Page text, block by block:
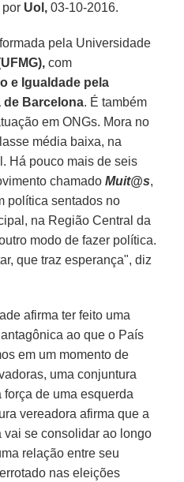
por Uol, 03-10-2016.
pela Universidade
com
e Igualdade pela
de Barcelona. É também
em ONGs. Mora no
média baixa, na
Há pouco mais de seis
chamadoMuit@s,
política sentados no
na Região Central da
modo de fazer política.
que traz esperança", diz
afirma ter feito uma
ao que o País
em um momento de
uma conjuntura
de uma esquerda
vereadora afirma que a
vai se consolidar ao longo
relação entre seu
nas eleições